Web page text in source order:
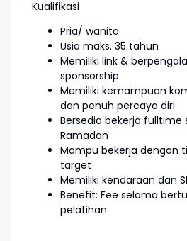
Kualifikasi
Pria/ wanita
Usia maks. 35 tahun
Memiliki link &
sponsorship
Memiliki kemampuan
dan penuh percaya diri
Bersedia bekerja fulltime
Ramadan
Mampu bekerja dengan
target
Memiliki kendaraan dan
Benefit: Fee selama
pelatihan